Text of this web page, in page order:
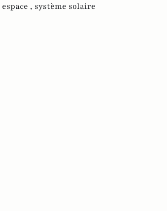
espace , système solaire